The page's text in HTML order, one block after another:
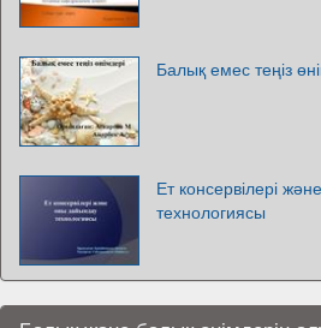
Балық емес теңіз
Ет консервілері
технологиясы